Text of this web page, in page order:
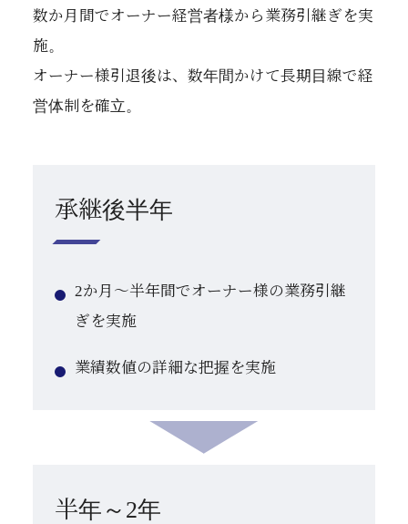
数か月間でオーナー経営者様から業務引継ぎを実
施。
オーナー様引退後は、数年間かけて長期目線で経
営体制を確立。
承継後半年
2か月～半年間でオーナー様の業務引継
ぎを実施
業績数値の詳細な把握を実施
半年～2年